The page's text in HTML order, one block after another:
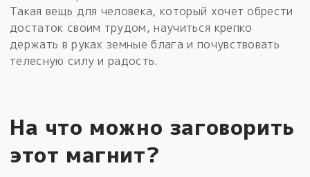
Такая вещь для человека, который хочет обрести
достаток своим трудом, научиться крепко
держать в руках земные блага и почувствовать
телесную силу и радость.
На что можно заговорить
этот магнит?